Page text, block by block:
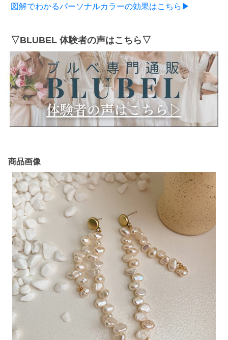
図解でわかるパーソナルカラーの効果はこちら▶
▽BLUBEL 体験者の声はこちら▽
商品画像